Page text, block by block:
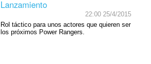
Lanzamiento
22:00 25/4/2015
Rol táctico para unos actores que quieren ser
los próximos Power Rangers.